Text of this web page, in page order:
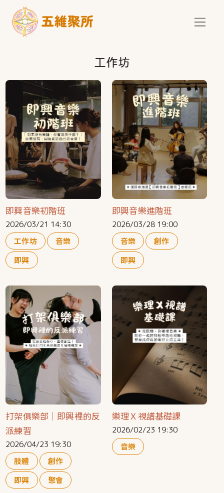
移至主內容
工作坊
即興音樂初階班
2026/03/21 14:30
工作坊
音樂
即興
即興音樂進階班
2026/03/28 19:00
音樂
創作
即興
打架俱樂部｜即興裡的反
派練習
2026/04/23 19:30
肢體
創作
即興
聚會
樂理Ｘ視譜基礎課
2026/02/23 19:30
音樂